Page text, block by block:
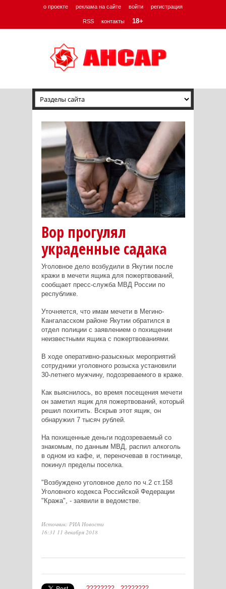
о проекте реклама на сайте войти регистрация
RSS контакты 18+
Вор прогулял
украденные садака
Уголовное дело возбудили в Якутии после
кражи в мечети ящика для пожертвований,
сообщает пресс-служба МВД России по
республике.
Уточняется, что имам мечети в Мегино-
Кангаласском районе Якутии обратился в
отдел полиции с заявлением о похищении
неизвестными ящика с пожертвованиями.
В ходе оперативно-разыскных мероприятий
сотрудники уголовного розыска установили
30-летнего мужчину, подозреваемого в краже.
Как выяснилось, во время посещения мечети
он заметил ящик для пожертвований, который
решил похитить. Вскрыв этот ящик, он
обнаружил 7 тысяч рублей.
На похищенные деньги подозреваемый со
знакомым, по данным МВД, распил алкоголь
в одном из кафе, и, переночевав в гостинице,
покинул пределы поселка.
"Возбуждено уголовное дело по ч.2 ст.158
Уголовного кодекса Российской Федерации
"Кража", - заявили в ведомстве.
Источник: РИА Новости
16:31 11 декабря 2018